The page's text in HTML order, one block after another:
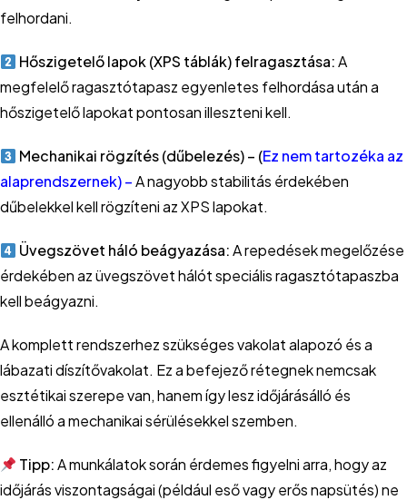
felhordani.
Hőszigetelő lapok (XPS táblák) felragasztása:A
megfelelő ragasztótapasz egyenletes felhordása után a
hőszigetelő lapokat pontosan illeszteni kell.
Mechanikai rögzítés (dűbelezés) – (Ez nem tartozéka az
alaprendszernek) –A nagyobb stabilitás érdekében
dűbelekkel kell rögzíteni az XPS lapokat.
Üvegszövet háló beágyazása:A repedések megelőzése
érdekében az üvegszövet hálót speciális ragasztótapaszba
kell beágyazni.
A komplett rendszerhez szükséges vakolat alapozó és a
lábazati díszítővakolat. Ez a befejező rétegnek nemcsak
esztétikai szerepe van, hanem így lesz időjárásálló és
ellenálló a mechanikai sérülésekkel szemben.
Tipp:A munkálatok során érdemes figyelni arra, hogy az
időjárás viszontagságai (például eső vagy erős napsütés) ne